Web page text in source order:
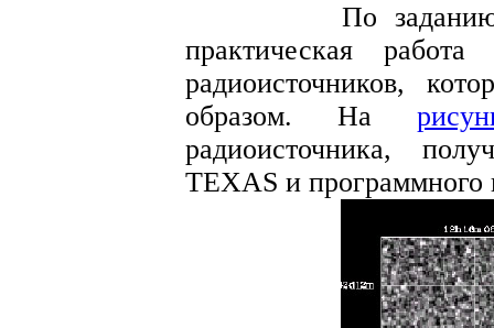
По заданию
практическая
радиоисточников,
образом. На
радиоисточника,
TEXAS и программного